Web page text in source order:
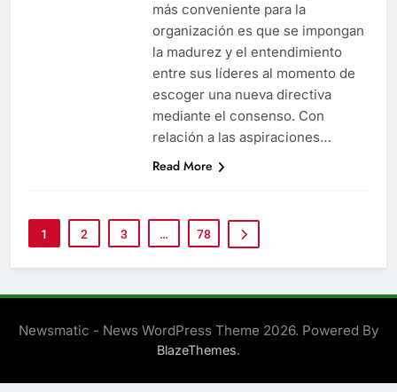
más conveniente para la
organización es que se impongan
la madurez y el entendimiento
entre sus líderes al momento de
escoger una nueva directiva
mediante el consenso. Con
relación a las aspiraciones…
Read More
1 2 3 … 78
Newsmatic - News WordPress Theme 2026. Powered By
BlazeThemes.